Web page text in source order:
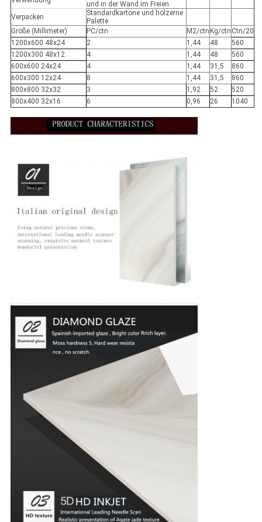
und in der Wand im Freien
Verpacken
Standardkartone und hölzerne
Palette
Größe (Millimeter)
PC/ctn M2/ctn Kg/ctn Ctn/20
1200x600 48x24
2 1,44 48
560
1200x300 48x12
4 1,44 48
560
600x600 24x24
4 1,44 31,5
860
600x300 12x24
8 1,44 31,5
860
800x800 32x32
3 1,92 52
520
800x400 32x16
6 0,96 26 1040